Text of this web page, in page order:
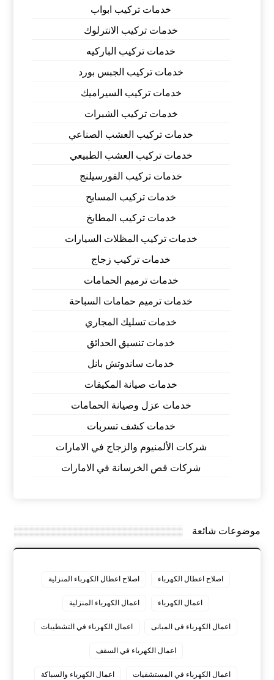
خدمات تركيب ابواب
خدمات تركيب الانترلوك
خدمات تركيب الباركيه
خدمات تركيب الجبس بورد
خدمات تركيب السيراميك
خدمات تركيب الشبرات
خدمات تركيب العشب الصناعي
خدمات تركيب العشب الطبيعي
خدمات تركيب الفورسيلنج
خدمات تركيب المسابح
خدمات تركيب المطابخ
خدمات تركيب المظلات السيارات
خدمات تركيب زجاج
خدمات ترميم الحمامات
خدمات ترميم حمامات السباحة
خدمات تسليك المجاري
خدمات تنسيق الحدائق
خدمات ساندوتش بانل
خدمات صيانة المكيفات
خدمات عزل وصيانة الحمامات
خدمات كشف تسربات
شركات الألمنيوم والزجاج في الامارات
شركات قص الخرسانة في الامارات
موضوعات شائعة
اصلاح اعطال الكهرباء اصلاح اعطال الكهرباء المنزلية
اعمال الكهرباء اعمال الكهرباء المنزلية
اعمال الكهرباء فى المبانى اعمال الكهرباء في التشطيبات
اعمال الكهرباء في السقف
اعمال الكهرباء في المستشفيات اعمال الكهرباء والسباكة